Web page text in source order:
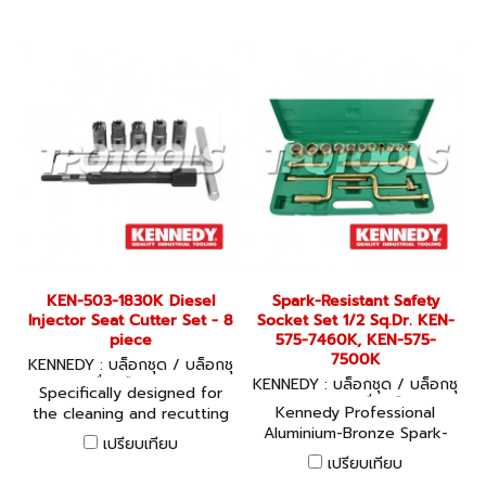
KEN-503-1830K Diesel
Injector Seat Cutter Set - 8
piece
KENNEDY : บล็อกชุด / บล็อกชุ
ดพร้อมเครื่องมือ KEN-503-18
30K
Specifically designed for
the cleaning and recutting
of injector seats. For use
with Bosch, Delphi, Iveco,
เปรียบเทียบ
Spark-Resistant Safety
Socket Set 1/2 Sq.Dr. KEN-
575-7460K, KEN-575-
7500K
KENNEDY : บล็อกชุด / บล็อกชุ
ดพร้อมเครื่องมือ
Kennedy Professional
Aluminium-Bronze Spark-
Resistant Safety Tools:
Socket Set 1/2” Square
เปรียบเทียบ